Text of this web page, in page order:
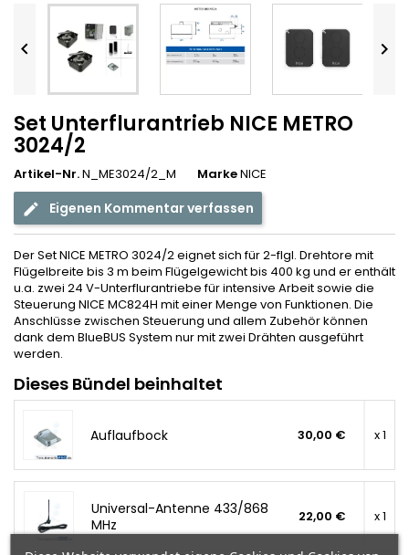
 
Set Unterflurantrieb NICE METRO
3024/2
Artikel-Nr.N_ME3024/2_M MarkeNICE
Eigenen Kommentar verfassen
Der Set NICE METRO 3024/2 eignet sich für 2-flgl. Drehtore mit
Flügelbreite bis 3 m beim Flügelgewicht bis 400 kg und er enthält
u.a. zwei 24 V-Unterflurantriebe für intensive Arbeit sowie die
Steuerung NICE MC824H mit einer Menge von Funktionen. Die
Anschlüsse zwischen Steuerung und allem Zubehör können
dank dem BlueBUS System nur mit zwei Drähten ausgeführt
werden.
Dieses Bündel beinhaltet
Auflaufbock 30,00 € x 1
Universal-Antenne 433/868
MHz
22,00 € x 1